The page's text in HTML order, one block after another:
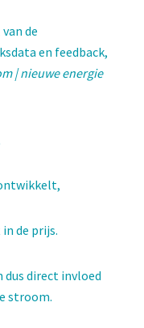
de
en feedback,
| nieuwe energie
de prijs.
dus direct invloed
stroom.